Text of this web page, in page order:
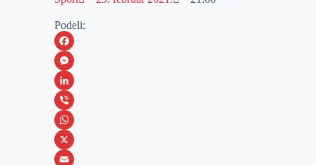
Podeli:
F
a
c
e
b
o
M
e
s
s
e
L
i
n
k
V
i
b
W
h
X